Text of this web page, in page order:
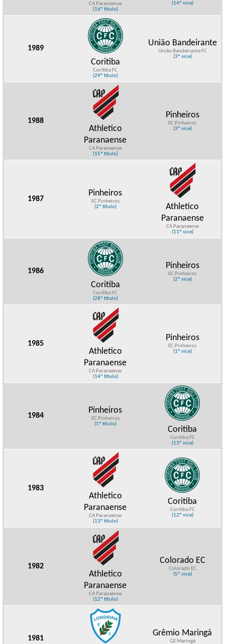
CA Paranaense
(16º título)
(14º vice)
1989
Coritiba
Coritiba FC
(29º título)
União Bandeirante
União Bandeirante FC
(3º vice)
1988
Athletico
Paranaense
CA Paranaense
(15º título)
Pinheiros
EC Pinheiros
(3º vice)
1987
Pinheiros
EC Pinheiros
(2º título)
Athletico
Paranaense
CA Paranaense
(11º vice)
1986
Coritiba
Coritiba FC
(28º título)
Pinheiros
EC Pinheiros
(2º vice)
1985
Athletico
Paranaense
CA Paranaense
(14º título)
Pinheiros
EC Pinheiros
(1º vice)
1984
Pinheiros
EC Pinheiros
(1º título)
Coritiba
Coritiba FC
(13º vice)
1983
Athletico
Paranaense
CA Paranaense
(13º título)
Coritiba
Coritiba FC
(12º vice)
1982
Athletico
Paranaense
CA Paranaense
(12º título)
Colorado EC
Colorado EC
(5º vice)
1981
Grêmio Maringá
GE Maringá